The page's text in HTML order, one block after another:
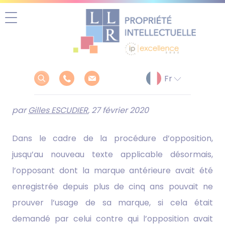
parGilles ESCUDIER, 27 février 2020
Dans le cadre de la procédure d’opposition,
jusqu’au nouveau texte applicable désormais,
l’opposant dont la marque antérieure avait été
enregistrée depuis plus de cinq ans pouvait ne
prouver l’usage de sa marque, si cela était
demandé par celui contre qui l’opposition avait